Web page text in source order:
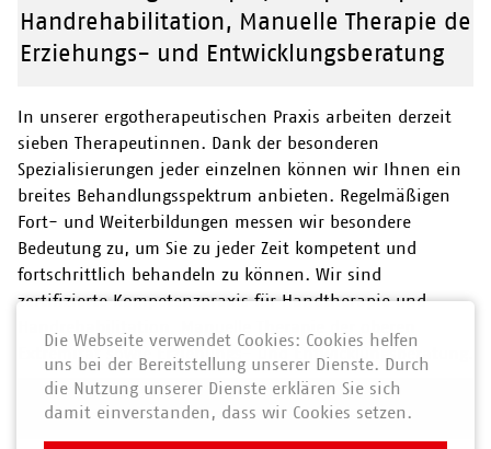
Handrehabilitation, Manuelle Therapie
Erziehungs- und Entwicklungsberatung
In unserer ergotherapeutischen Praxis arbeiten derzeit
sieben Therapeutinnen. Dank der besonderen
Spezialisierungen jeder einzelnen können wir Ihnen ein
breites Behandlungsspektrum anbieten. Regelmäßigen
Fort- und Weiterbildungen messen wir besondere
Bedeutung zu, um Sie zu jeder Zeit kompetent und
fortschrittlich behandeln zu können. Wir sind
zertifizierte Kompetenzpraxis für Handtherapie und
Extremität sowie Erziehungs- und Entwicklungsberatung.
Unsere Leistungen im Überblick
Die Webseite verwendet Cookies: Cookies helfen
uns bei der Bereitstellung unserer Dienste. Durch
die Nutzung unserer Dienste erklären Sie sich
damit einverstanden, dass wir Cookies setzen.